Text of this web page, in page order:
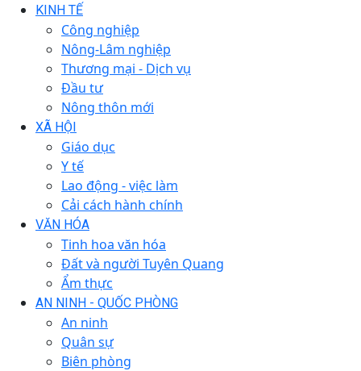
KINH TẾ
Công nghiệp
Nông-Lâm nghiệp
Thương mại - Dịch vụ
Đầu tư
Nông thôn mới
XÃ HỘI
Giáo dục
Y tế
Lao động - việc làm
Cải cách hành chính
VĂN HÓA
Tinh hoa văn hóa
Đất và người Tuyên Quang
Ẩm thực
AN NINH - QUỐC PHÒNG
An ninh
Quân sự
Biên phòng